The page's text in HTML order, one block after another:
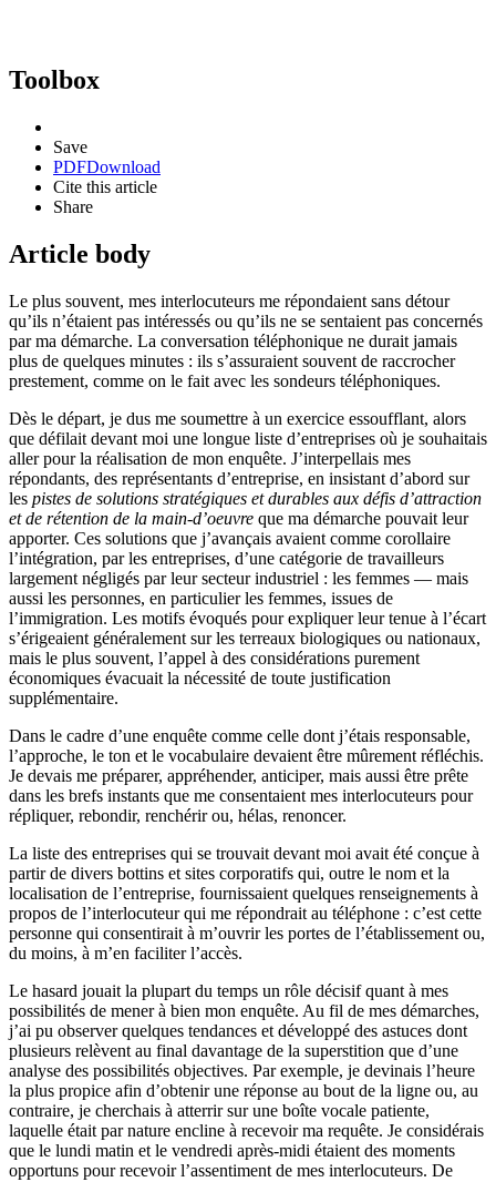
Toolbox
Save
PDFDownload
Cite this article
Share
Article body
Le plus souvent, mes interlocuteurs me répondaient sans détour
qu’ils n’étaient pas intéressés ou qu’ils ne se sentaient pas concernés
par ma démarche. La conversation téléphonique ne durait jamais
plus de quelques minutes : ils s’assuraient souvent de raccrocher
prestement, comme on le fait avec les sondeurs téléphoniques.
Dès le départ, je dus me soumettre à un exercice essoufflant, alors
que défilait devant moi une longue liste d’entreprises où je souhaitais
aller pour la réalisation de mon enquête. J’interpellais mes
répondants, des représentants d’entreprise, en insistant d’abord sur
les pistes de solutions stratégiques et durables aux défis d’attraction
et de rétention de la main-d’oeuvre que ma démarche pouvait leur
apporter. Ces solutions que j’avançais avaient comme corollaire
l’intégration, par les entreprises, d’une catégorie de travailleurs
largement négligés par leur secteur industriel : les femmes — mais
aussi les personnes, en particulier les femmes, issues de
l’immigration. Les motifs évoqués pour expliquer leur tenue à l’écart
s’érigeaient généralement sur les terreaux biologiques ou nationaux,
mais le plus souvent, l’appel à des considérations purement
économiques évacuait la nécessité de toute justification
supplémentaire.
Dans le cadre d’une enquête comme celle dont j’étais responsable,
l’approche, le ton et le vocabulaire devaient être mûrement réfléchis.
Je devais me préparer, appréhender, anticiper, mais aussi être prête
dans les brefs instants que me consentaient mes interlocuteurs pour
répliquer, rebondir, renchérir ou, hélas, renoncer.
La liste des entreprises qui se trouvait devant moi avait été conçue à
partir de divers bottins et sites corporatifs qui, outre le nom et la
localisation de l’entreprise, fournissaient quelques renseignements à
propos de l’interlocuteur qui me répondrait au téléphone : c’est cette
personne qui consentirait à m’ouvrir les portes de l’établissement ou,
du moins, à m’en faciliter l’accès.
Le hasard jouait la plupart du temps un rôle décisif quant à mes
possibilités de mener à bien mon enquête. Au fil de mes démarches,
j’ai pu observer quelques tendances et développé des astuces dont
plusieurs relèvent au final davantage de la superstition que d’une
analyse des possibilités objectives. Par exemple, je devinais l’heure
la plus propice afin d’obtenir une réponse au bout de la ligne ou, au
contraire, je cherchais à atterrir sur une boîte vocale patiente,
laquelle était par nature encline à recevoir ma requête. Je considérais
que le lundi matin et le vendredi après-midi étaient des moments
opportuns pour recevoir l’assentiment de mes interlocuteurs. De